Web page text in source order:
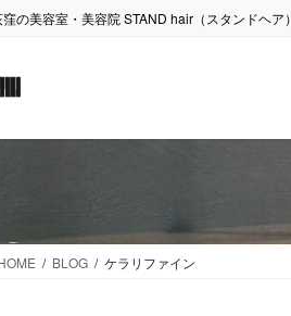
の美容室・美容院 STAND hair（スタンドヘア）
BLOG ケラリファイン